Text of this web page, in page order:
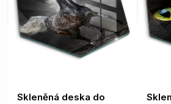
Skleněná deska do